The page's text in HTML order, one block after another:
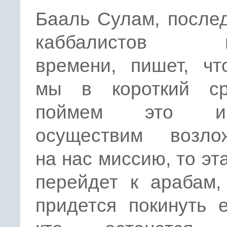
Бааль Сулам,
каббалистов
времени, пишет,
мы в короткий
поймем это
осуществим
на нас миссию, то
перейдет к
придется покинуть